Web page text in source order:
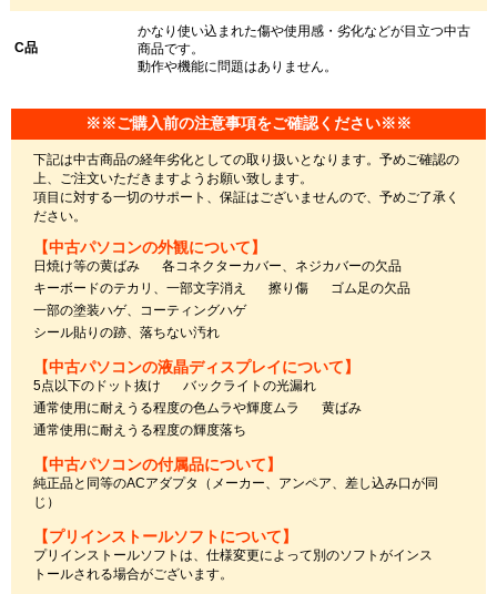
C品
かなり使い込まれた傷や使用感・劣化などが目立つ中古
商品です。
動作や機能に問題はありません。
※※ご購入前の注意事項をご確認ください※※
下記は中古商品の経年劣化としての取り扱いとなります。予めご確認の
上、ご注文いただきますようお願い致します。
項目に対する一切のサポート、保証はございませんので、予めご了承く
ださい。
【中古パソコンの外観について】
日焼け等の黄ばみ
各コネクターカバー、ネジカバーの欠品
キーボードのテカリ、一部文字消え
擦り傷
ゴム足の欠品
一部の塗装ハゲ、コーティングハゲ
シール貼りの跡、落ちない汚れ
【中古パソコンの液晶ディスプレイについて】
5点以下のドット抜け
バックライトの光漏れ
通常使用に耐えうる程度の色ムラや輝度ムラ
黄ばみ
通常使用に耐えうる程度の輝度落ち
【中古パソコンの付属品について】
純正品と同等のACアダプタ（メーカー、アンペア、差し込み口が同
じ）
【プリインストールソフトについて】
プリインストールソフトは、仕様変更によって別のソフトがインス
トールされる場合がございます。